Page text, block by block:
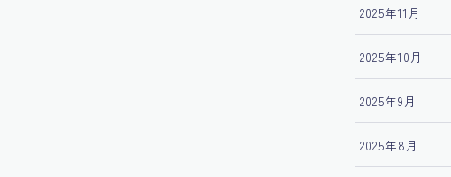
2025年11月
2025年10月
2025年9月
2025年8月